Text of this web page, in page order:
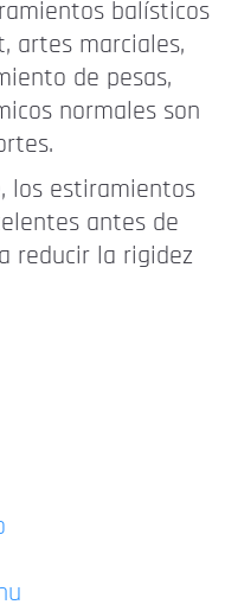
balísticos
artes marciales,
de pesas,
normales son
los estiramientos
antes de
reducir la rigidez